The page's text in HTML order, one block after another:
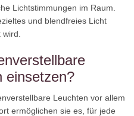
Lichtstimmungen im Raum.
und blendfreies Licht
einsetzen?
Leuchten vor allem
ermöglichen sie es, für jede